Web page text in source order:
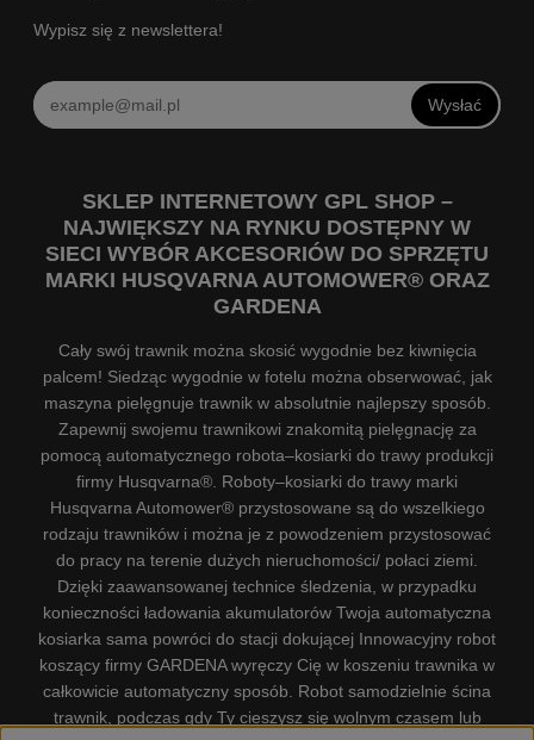
Wypisz się z newslettera!
Wysłać
SKLEP INTERNETOWY GPL SHOP –
NAJWIĘKSZY NA RYNKU DOSTĘPNY W
SIECI WYBÓR AKCESORIÓW DO SPRZĘTU
MARKI HUSQVARNA AUTOMOWER® ORAZ
GARDENA
Cały swój trawnik można skosić wygodnie bez kiwnięcia
palcem! Siedząc wygodnie w fotelu można obserwować, jak
maszyna pielęgnuje trawnik w absolutnie najlepszy sposób.
Zapewnij swojemu trawnikowi znakomitą pielęgnację za
pomocą automatycznego robota–kosiarki do trawy produkcji
firmy Husqvarna®. Roboty–kosiarki do trawy marki
Husqvarna Automower® przystosowane są do wszelkiego
rodzaju trawników i można je z powodzeniem przystosować
do pracy na terenie dużych nieruchomości/ połaci ziemi.
Dzięki zaawansowanej technice śledzenia, w przypadku
konieczności ładowania akumulatorów Twoja automatyczna
kosiarka sama powróci do stacji dokującej Innowacyjny robot
koszący firmy GARDENA wyręczy Cię w koszeniu trawnika w
całkowicie automatyczny sposób. Robot samodzielnie ścina
trawnik, podczas gdy Ty cieszysz się wolnym czasem lub